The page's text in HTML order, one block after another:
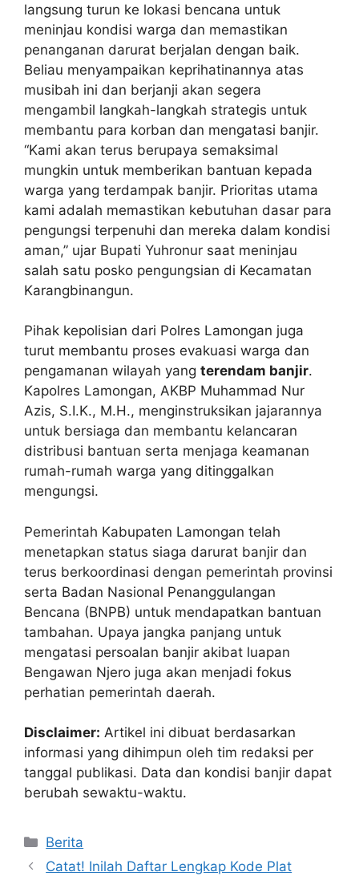
langsung turun ke lokasi bencana untuk
meninjau kondisi warga dan memastikan
penanganan darurat berjalan dengan baik.
Beliau menyampaikan keprihatinannya atas
musibah ini dan berjanji akan segera
mengambil langkah-langkah strategis untuk
membantu para korban dan mengatasi banjir.
“Kami akan terus berupaya semaksimal
mungkin untuk memberikan bantuan kepada
warga yang terdampak banjir. Prioritas utama
kami adalah memastikan kebutuhan dasar para
pengungsi terpenuhi dan mereka dalam kondisi
aman,” ujar Bupati Yuhronur saat meninjau
salah satu posko pengungsian di Kecamatan
Karangbinangun.
Pihak kepolisian dari Polres Lamongan juga
turut membantu proses evakuasi warga dan
pengamanan wilayah yang terendam banjir.
Kapolres Lamongan, AKBP Muhammad Nur
Azis, S.I.K., M.H., menginstruksikan jajarannya
untuk bersiaga dan membantu kelancaran
distribusi bantuan serta menjaga keamanan
rumah-rumah warga yang ditinggalkan
mengungsi.
Pemerintah Kabupaten Lamongan telah
menetapkan status siaga darurat banjir dan
terus berkoordinasi dengan pemerintah provinsi
serta Badan Nasional Penanggulangan
Bencana (BNPB) untuk mendapatkan bantuan
tambahan. Upaya jangka panjang untuk
mengatasi persoalan banjir akibat luapan
Bengawan Njero juga akan menjadi fokus
perhatian pemerintah daerah.
Disclaimer: Artikel ini dibuat berdasarkan
informasi yang dihimpun oleh tim redaksi per
tanggal publikasi. Data dan kondisi banjir dapat
berubah sewaktu-waktu.
Kategori
Berita
Catat! Inilah Daftar Lengkap Kode Plat